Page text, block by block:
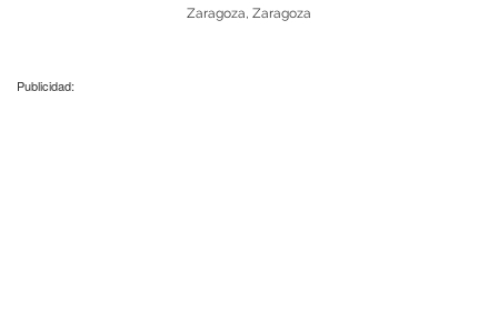
Zaragoza, Zaragoza
Publicidad: